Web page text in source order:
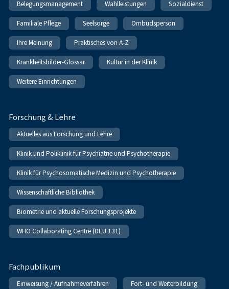
Belegungsmanagement Wahlleistungen Sozialdienst
Familiale Pflege Seelsorge Ombudsperson
Ihre Meinung Praktisches von A-Z
Krankheitsbilder-Glossar Kultur in der Klinik
Weitere Einrichtungen
Forschung & Lehre
Aktuelles aus Forschung und Lehre
Klinik und Poliklinik für Psychiatrie und Psychotherapie
Klinik für Psychosomatische Medizin und Psychotherapie
Wissenschaftliche Bibliothek
Biometrie und aktuelle Forschungsprojekte
WHO Collaborating Centre (DEU 131)
Fachpublikum
Einweisung / Aufnahmeverfahren Fort- und Weiterbildung